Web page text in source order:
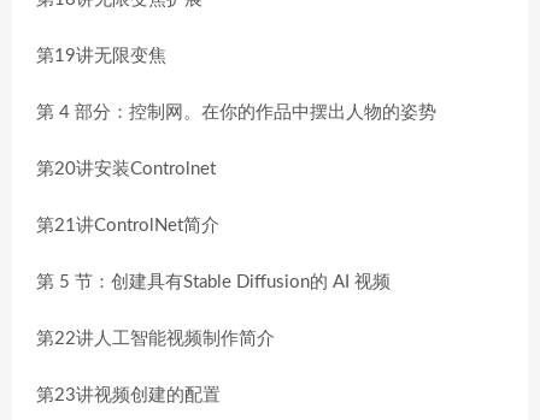
第19讲无限变焦
第 4 部分：控制网。在你的作品中摆出人物的姿势
第20讲安装Controlnet
第21讲ControlNet简介
第 5 节：创建具有Stable Diffusion的 AI 视频
第22讲人工智能视频制作简介
第23讲视频创建的配置